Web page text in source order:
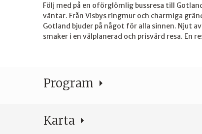
Följ med på en oförglömlig bussresa till
väntar. Från Visbys ringmur och charmiga
Gotland bjuder på något för alla sinnen. Njut
smaker i en välplanerad och prisvärd resa. En
Program
Karta